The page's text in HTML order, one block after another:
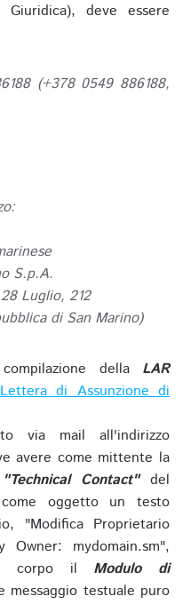
Giuridica), deve essere
(+378 0549 886188,
S.p.A.
Luglio, 212
di San Marino)
della LAR
Lettera di Assunzione di
via mail all'indirizzo
avere come mittente la
"Technical Contact"del
oggetto un testo
"Modifica Proprietario
Owner: mydomain.sm",
corpo il Modulo di
messaggio testuale puro